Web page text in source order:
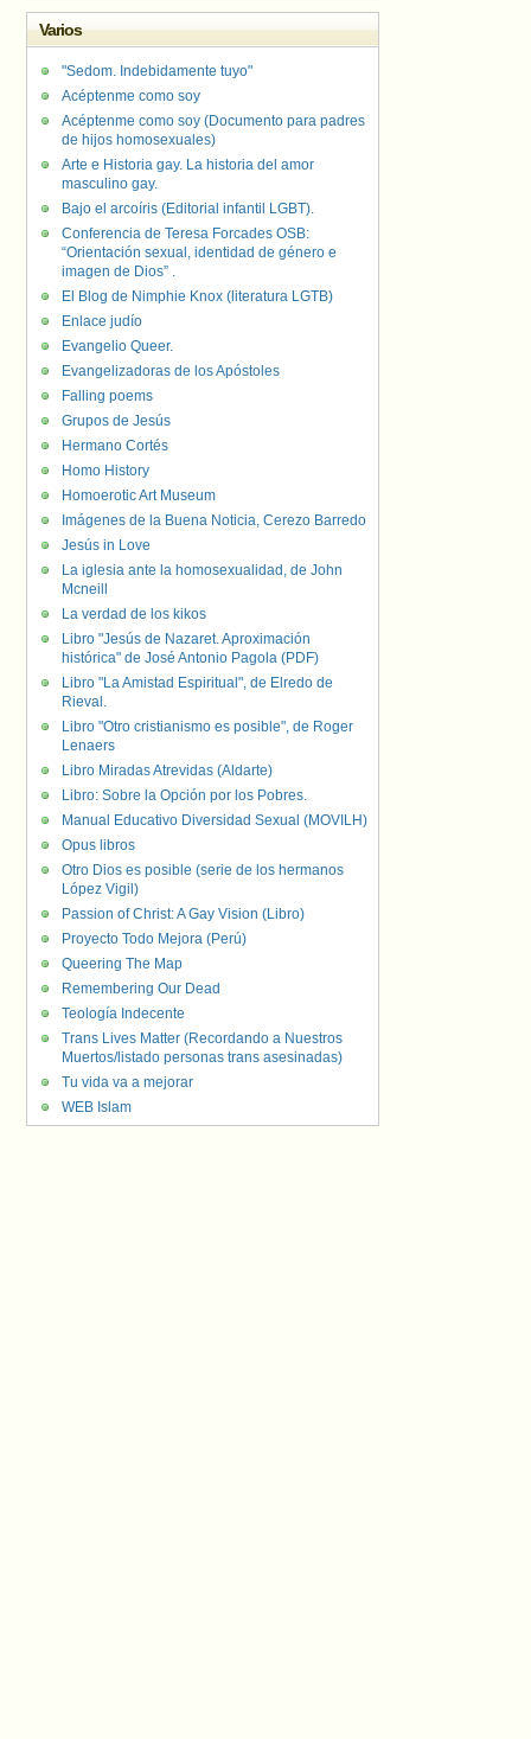
Varios
"Sedom. Indebidamente tuyo"
Acéptenme como soy
Acéptenme como soy (Documento para padres
de hijos homosexuales)
Arte e Historia gay. La historia del amor
masculino gay.
Bajo el arcoíris (Editorial infantil LGBT).
Conferencia de Teresa Forcades OSB:
“Orientación sexual, identidad de género e
imagen de Dios” .
El Blog de Nimphie Knox (literatura LGTB)
Enlace judío
Evangelio Queer.
Evangelizadoras de los Apóstoles
Falling poems
Grupos de Jesús
Hermano Cortés
Homo History
Homoerotic Art Museum
Imágenes de la Buena Noticia, Cerezo Barredo
Jesús in Love
La iglesia ante la homosexualidad, de John
Mcneill
La verdad de los kikos
Libro "Jesús de Nazaret. Aproximación
histórica" de José Antonio Pagola (PDF)
Libro "La Amistad Espiritual", de Elredo de
Rieval.
Libro "Otro cristianismo es posible", de Roger
Lenaers
Libro Miradas Atrevidas (Aldarte)
Libro: Sobre la Opción por los Pobres.
Manual Educativo Diversidad Sexual (MOVILH)
Opus libros
Otro Dios es posible (serie de los hermanos
López Vigil)
Passion of Christ: A Gay Vision (Libro)
Proyecto Todo Mejora (Perú)
Queering The Map
Remembering Our Dead
Teología Indecente
Trans Lives Matter (Recordando a Nuestros
Muertos/listado personas trans asesinadas)
Tu vida va a mejorar
WEB Islam